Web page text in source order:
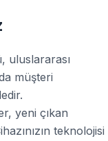
uluslararası
müşteri
yeni çıkan
teknolojisi